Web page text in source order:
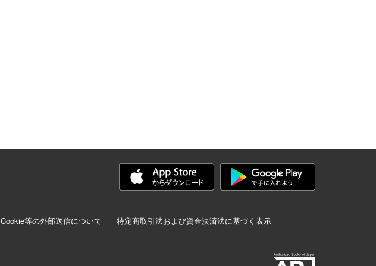
Cookie等の外部送信について
特定商取引法および資金決済法に基づく表示